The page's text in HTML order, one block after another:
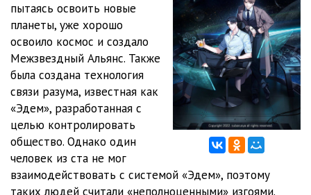
18-19 Отбракованные 38:33
20-22 Отбракованные 53:41
23 Отбракованные 43:17
24-26 Отбракованные 1:04:19
27-28 Отбракованные 45:57
29-30 Отбракованные
31-33 Отбракованные 1:04:25
пытаясь освоить новые
планеты, уже хорошо
освоило космос и создало
Межзвездный Альянс. Также
была создана технология
связи разума, известная как
«Эдем», разработанная с
целью контролировать
общество. Однако один
человек из ста не мог
взаимодействовать с системой «Эдем», поэтому
таких людей считали «неполноценными» изгоями.